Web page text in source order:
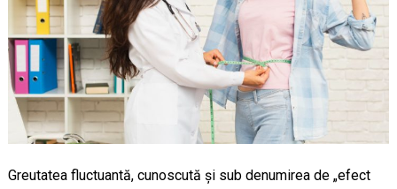
Greutatea fluctuantă, cunoscută și sub denumirea de „efect